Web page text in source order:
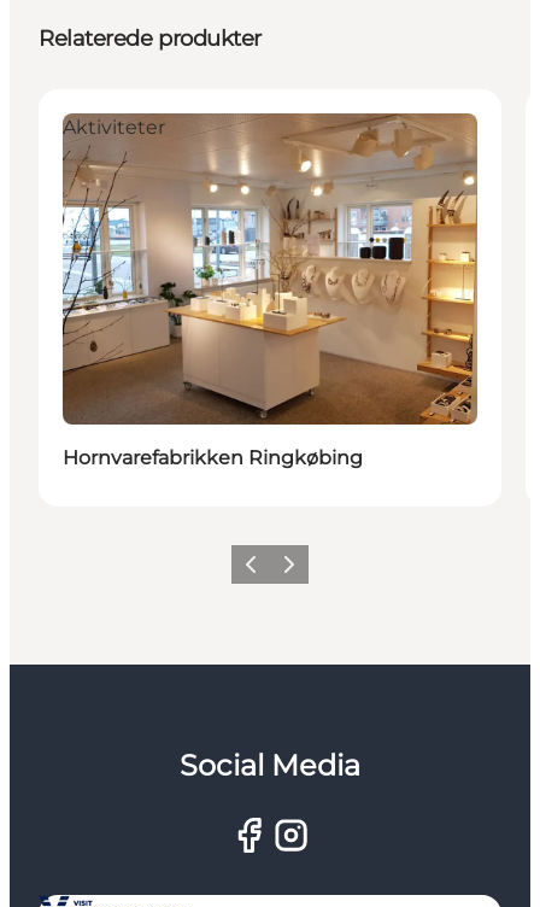
Relaterede produkter
Aktiviteter
Hornvarefabrikken Ringkøbing
ForrigeNæste
Social Media